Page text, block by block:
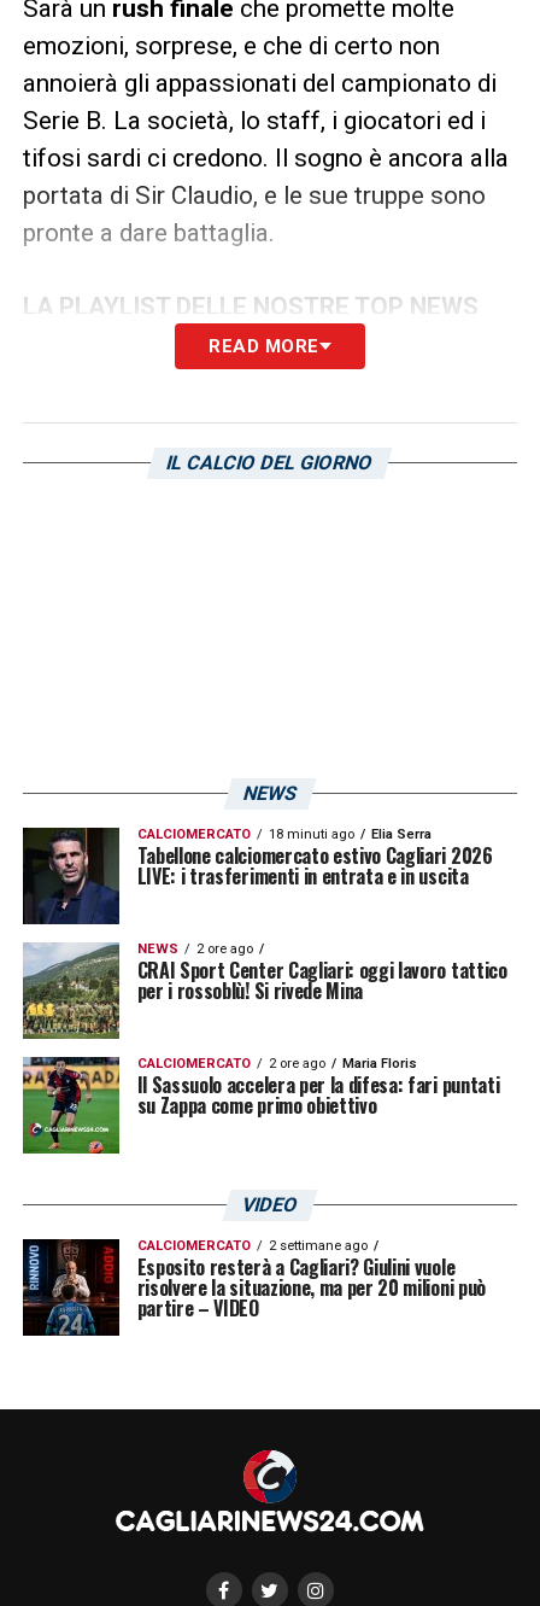
Sarà un rush finale che promette molte
emozioni, sorprese, e che di certo non
annoierà gli appassionati del campionato di
Serie B. La società, lo staff, i giocatori ed i
tifosi sardi ci credono. Il sogno è ancora alla
portata di Sir Claudio, e le sue truppe sono
pronte a dare battaglia.
LA PLAYLIST DELLE NOSTRE TOP NEWS
READ MORE
IL CALCIO DEL GIORNO
NEWS
CALCIOMERCATO 18 minuti ago Elia Serra
Tabellone calciomercato estivo Cagliari 2026
LIVE: i trasferimenti in entrata e in uscita
NEWS 2 ore ago
CRAI Sport Center Cagliari: oggi lavoro tattico
per i rossoblù! Si rivede Mina
CALCIOMERCATO 2 ore ago Maria Floris
Il Sassuolo accelera per la difesa: fari puntati
su Zappa come primo obiettivo
VIDEO
CALCIOMERCATO 2 settimane ago
Esposito resterà a Cagliari? Giulini vuole
risolvere la situazione, ma per 20 milioni può
partire – VIDEO